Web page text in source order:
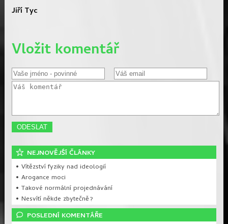
Jiří Tyc
Vložit komentář
NEJNOVĚJŚÍ ČLÁNKY
• Vítězství fyziky nad ideologií
• Arogance moci
• Takové normální projednávání
• Nesvítí někde zbytečně?
POSLEDNÍ KOMENTÁŘE